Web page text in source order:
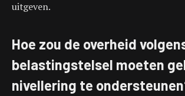
uitgeven.
Hoe zou de overheid
belastingstelsel moeten
nivellering te